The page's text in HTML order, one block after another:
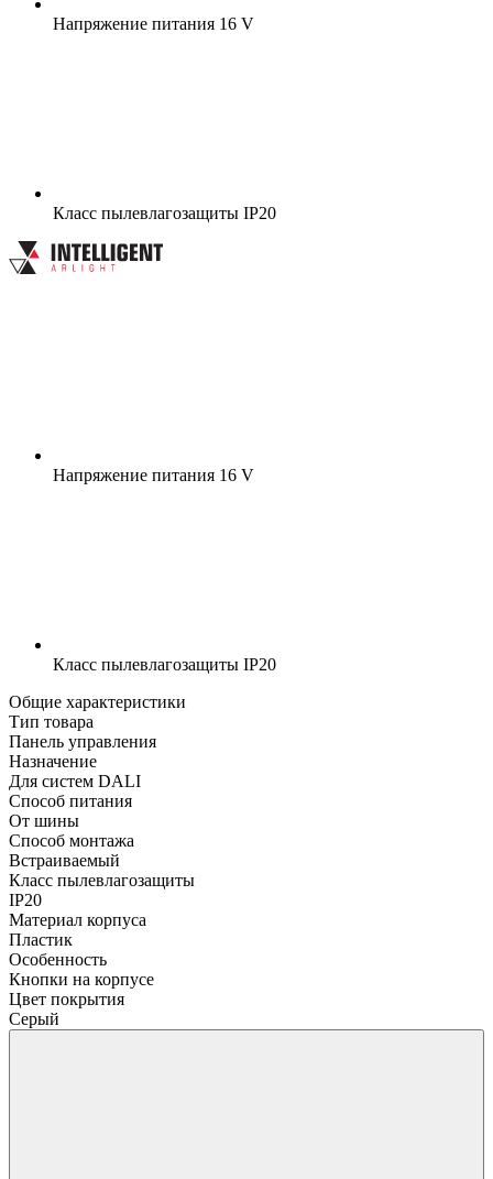
Напряжение питания 16 V
Класс пылевлагозащиты IP20
Напряжение питания 16 V
Класс пылевлагозащиты IP20
Общие характеристики
Тип товара
Панель управления
Назначение
Для систем DALI
Способ питания
От шины
Способ монтажа
Встраиваемый
Класс пылевлагозащиты
IP20
Материал корпуса
Пластик
Особенность
Кнопки на корпусе
Цвет покрытия
Серый